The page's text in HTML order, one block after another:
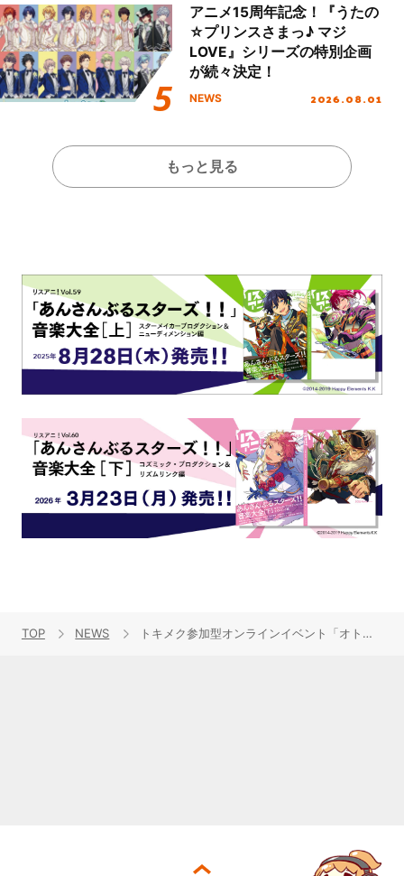
アニメ15周年記念！『うたの
☆プリンスさまっ♪ マジ
LOVE』シリーズの特別企画
が続々決定！
NEWS 2026.08.01
もっと見る
TOP NEWS トキメク参加型オンラインイベント「オトメフラグOnline@遊星高校 文化祭」が2020年12月12日より開催！さらに、新部活「新聞部」が発足！新キャストに永野由祐、広瀬裕也が決定！